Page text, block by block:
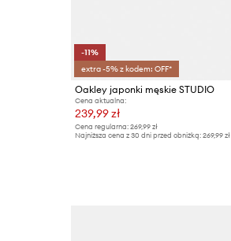
-11%
extra -5% z kodem: OFF*
Oakley japonki męskie STUDIO
Cena aktualna:
239,99 zł
Cena regularna: 269,99 zł
Najniższa cena z 30 dni przed obniżką: 269,99 zł